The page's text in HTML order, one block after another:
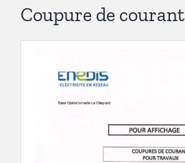
Coupure de courant